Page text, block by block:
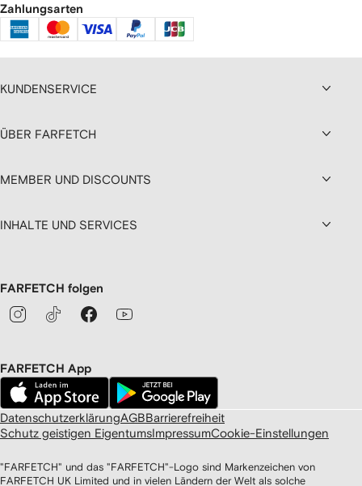
Zahlungsarten
KUNDENSERVICE
ÜBER FARFETCH
MEMBER UND DISCOUNTS
INHALTE UND SERVICES
FARFETCH folgen
FARFETCH App
DatenschutzerklärungAGBBarrierefreiheit
Schutz geistigen EigentumsImpressumCookie-Einstellungen
"FARFETCH" und das "FARFETCH"-Logo sind Markenzeichen von
FARFETCH UK Limited und in vielen Ländern der Welt als solche